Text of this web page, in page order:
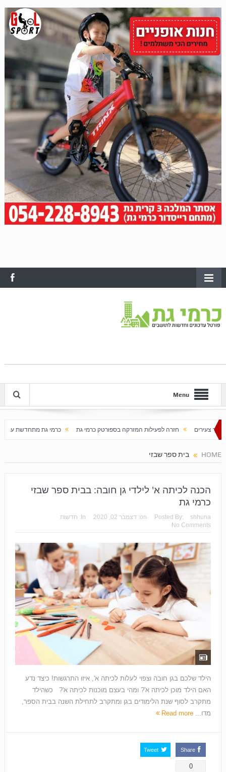
Menu
חזרה לפעילות המזרקה בספורטק כרמי גת כרמי גת מתחדשת עם בוא האביב
HOME בית ספר שבזי
הכנה לכיתה א' לילדי גן חובה: בבית ספר שבזי
כרמי גת
Posted By: shhuna
on: דצמבר 02, 2020 In:
חדשות
No Comments
הילד שלכם בגן חובה וצפוי לעלות לכיתה א', איזו התרגשות! כיצד נדע
האם הילד מוכן לכיתה א'? ומהי בעצם מוכנות לכיתה א'? כשהילד
מתקרב לסוף שנת הלימודים בגן ומתקרב לתחילת השנה בבית הספר,
מדו... Read more
Share
0
Tweet